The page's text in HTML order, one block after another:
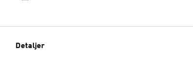
Detaljer